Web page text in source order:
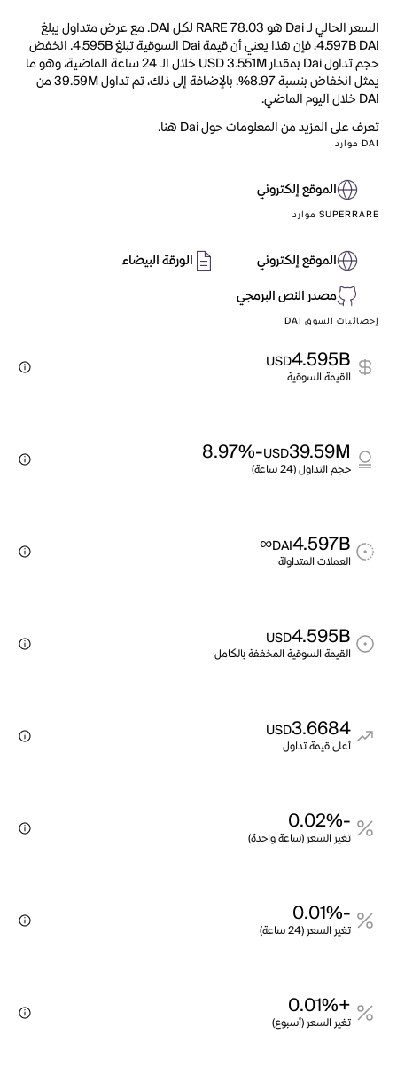
السعر الحالي لـ Dai هو RARE 78.03 لكل DAI. مع عرض متداول يبلغ
4.597B DAI، فإن هذا يعني أن قيمة Dai السوقية تبلغ 4.595B. انخفض
حجم تداول Dai بمقدار USD 3.551M خلال الـ 24 ساعة الماضية، وهو ما
يمثل انخفاض بنسبة 8.97%. بالإضافة إلى ذلك، تم تداول 39.59M من
DAI خلال اليوم الماضي.
تعرف على المزيد من المعلومات حول Dai هنا.
DAI موارد
الموقع إلكتروني
SUPERRARE موارد
الموقع إلكتروني
الورقة البيضاء
مصدر النص البرمجي
إحصائيات السوق DAI
4.595B
USD
القيمة السوقية
39.59M
USD
-8.97%
حجم التداول (24 ساعة)
4.597B
DAI
∞
العملات المتداولة
4.595B
USD
القيمة السوقية المخففة بالكامل
3.6684
USD
أعلى قيمة تداول
-0.02%
تغير السعر (ساعة واحدة)
-0.01%
تغير السعر (24 ساعة)
+0.01%
تغير السعر (أسبوع)